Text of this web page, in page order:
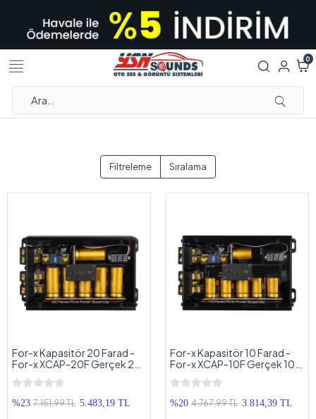
0
Filtreleme Sıralama
For-x Kapasitör 20 Farad -
For-x XCAP-20F Gerçek 20
Farad Capacitor - 12V
Kapasitör
%23 7.151,99 TL 5.483,19 TL
For-x Kapasitör 10 Farad -
For-x XCAP-10F Gerçek 10
Farad Capacitor - 12V
Kapasitör
%20 4.767,99 TL 3.814,39 TL